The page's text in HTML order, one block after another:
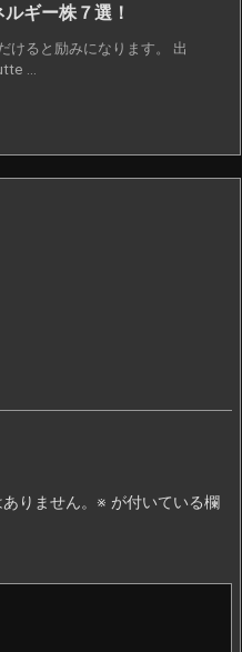
ギー株７選！
けると励みになります。 出
...
りません。 ※ が付いている欄